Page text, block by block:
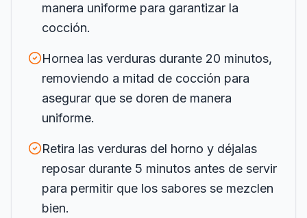
manera uniforme para garantizar la
cocción.
Hornea las verduras durante 20 minutos,
removiendo a mitad de cocción para
asegurar que se doren de manera
uniforme.
Retira las verduras del horno y déjalas
reposar durante 5 minutos antes de servir
para permitir que los sabores se mezclen
bien.